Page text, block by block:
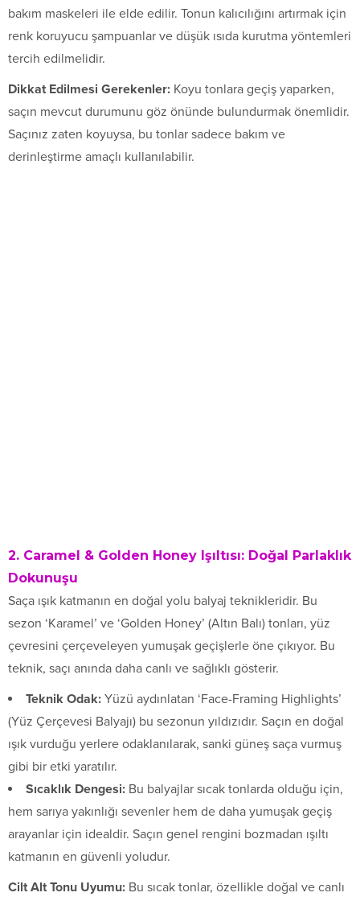
bakım maskeleri ile elde edilir. Tonun kalıcılığını artırmak için
renk koruyucu şampuanlar ve düşük ısıda kurutma yöntemleri
tercih edilmelidir.
Dikkat Edilmesi Gerekenler: Koyu tonlara geçiş yaparken,
saçın mevcut durumunu göz önünde bulundurmak önemlidir.
Saçınız zaten koyuysa, bu tonlar sadece bakım ve
derinleştirme amaçlı kullanılabilir.
2. Caramel & Golden Honey Işıltısı: Doğal Parlaklık
Dokunuşu
Saça ışık katmanın en doğal yolu balyaj teknikleridir. Bu
sezon ‘Karamel’ ve ‘Golden Honey’ (Altın Balı) tonları, yüz
çevresini çerçeveleyen yumuşak geçişlerle öne çıkıyor. Bu
teknik, saçı anında daha canlı ve sağlıklı gösterir.
Teknik Odak: Yüzü aydınlatan ‘Face-Framing Highlights’
(Yüz Çerçevesi Balyajı) bu sezonun yıldızıdır. Saçın en doğal
ışık vurduğu yerlere odaklanılarak, sanki güneş saça vurmuş
gibi bir etki yaratılır.
Sıcaklık Dengesi: Bu balyajlar sıcak tonlarda olduğu için,
hem sarıya yakınlığı sevenler hem de daha yumuşak geçiş
arayanlar için idealdir. Saçın genel rengini bozmadan ışıltı
katmanın en güvenli yoludur.
Cilt Alt Tonu Uyumu: Bu sıcak tonlar, özellikle doğal ve canlı